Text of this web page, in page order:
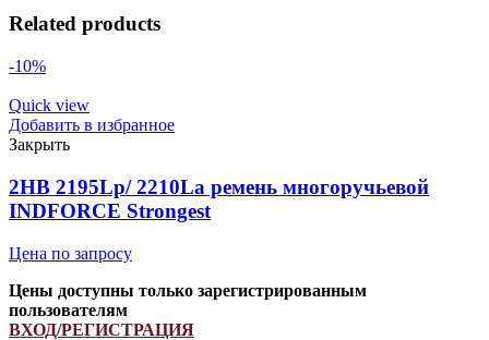
Related products
-10%
Quick view
Добавить в избранное
Закрыть
2HB 2195Lp/ 2210La ремень многоручьевой
INDFORCE Strongest
Цена по запросу
Цены доступны только зарегистрированным
пользователям
ВХОД/РЕГИСТРАЦИЯ